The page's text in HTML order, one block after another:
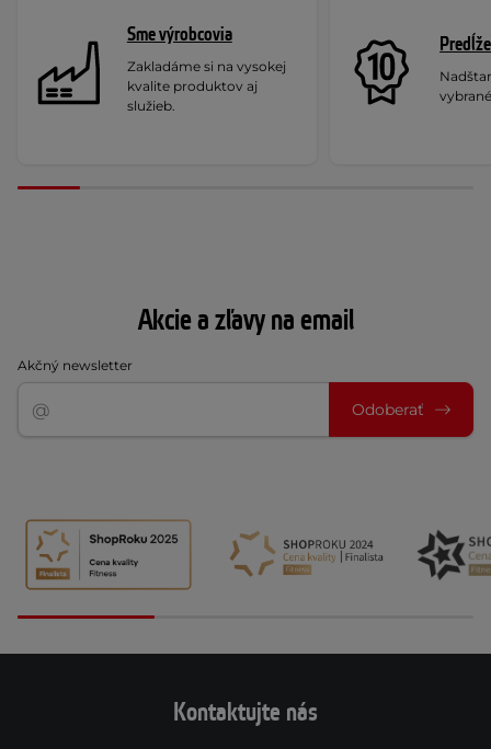
Sme výrobcovia
Zakladáme si na vysokej
kvalite produktov aj
služieb.
Akcie a zľavy na email
Akčný newsletter
Odoberať
Kontaktujte nás